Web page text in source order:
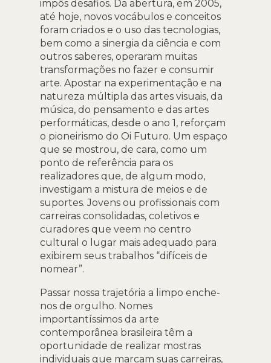
impôs desafios. Da abertura, em 2005,
até hoje, novos vocábulos e conceitos
foram criados e o uso das tecnologias,
bem como a sinergia da ciência e com
outros saberes, operaram muitas
transformações no fazer e consumir
arte. Apostar na experimentação e na
natureza múltipla das artes visuais, da
música, do pensamento e das artes
performáticas, desde o ano 1, reforçam
o pioneirismo do Oi Futuro. Um espaço
que se mostrou, de cara, como um
ponto de referência para os
realizadores que, de algum modo,
investigam a mistura de meios e de
suportes. Jovens ou profissionais com
carreiras consolidadas, coletivos e
curadores que veem no centro
cultural o lugar mais adequado para
exibirem seus trabalhos “difíceis de
nomear”.
Passar nossa trajetória a limpo enche-
nos de orgulho. Nomes
importantíssimos da arte
contemporânea brasileira têm a
oportunidade de realizar mostras
individuais que marcam suas carreiras,